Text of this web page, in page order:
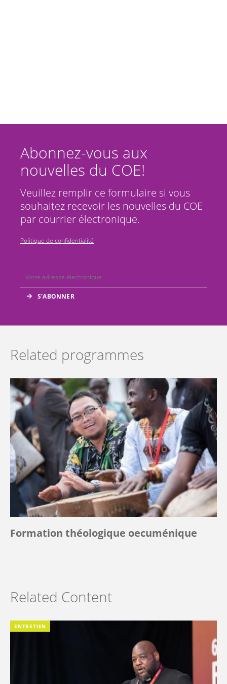
Abonnez-vous aux
nouvelles du COE!
Veuillez remplir ce formulaire si vous
souhaitez recevoir les nouvelles du COE
par courrier électronique.
Politique de confidentialité
Related programmes
Formation théologique oecuménique
Related Content
ENTRETIEN